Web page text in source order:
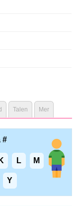
Talen Mer
#
K L M
Y